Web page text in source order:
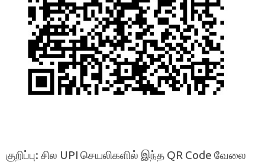
குறிப்பு: சில UPI செயலிகளில் இந்த QR Code வேலை